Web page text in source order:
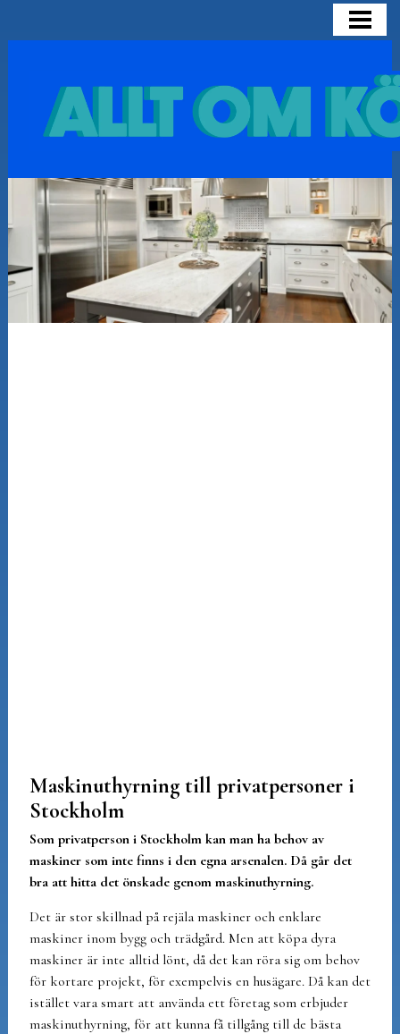
SNYGGA KÖK
INSPIRATION FÖR KÖK
Maskinuthyrning till privatpersoner i
Stockholm
Som privatperson i Stockholm kan man ha behov av
maskiner som inte finns i den egna arsenalen. Då går det
bra att hitta det önskade genom maskinuthyrning.
Det är stor skillnad på rejäla maskiner och enklare
maskiner inom bygg och trädgård. Men att köpa dyra
maskiner är inte alltid lönt, då det kan röra sig om behov
för kortare projekt, för exempelvis en husägare. Då kan det
istället vara smart att använda ett företag som erbjuder
maskinuthyrning, för att kunna få tillgång till de bästa